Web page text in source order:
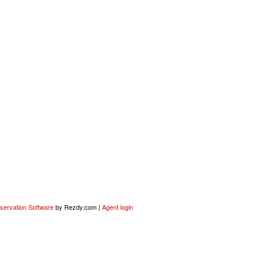
Softwareby Rezdy.com | Agent login